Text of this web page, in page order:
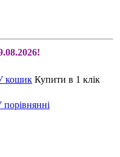
кошик Купити в 1 клік
порівнянні